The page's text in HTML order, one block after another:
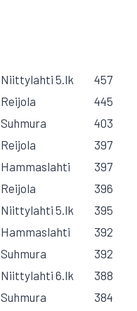
Niittylahti 5.lk
457
Reijola
445
Suhmura
403
Reijola
397
Hammaslahti
397
Reijola
396
Niittylahti 5.lk
395
Hammaslahti
392
Suhmura
392
Niittylahti 6.lk
388
Suhmura
384